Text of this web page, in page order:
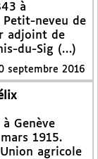
à
Petit-neveu de
adjoint de
du-Sig (…)
septembre 2016
Genève
1915.
agricole